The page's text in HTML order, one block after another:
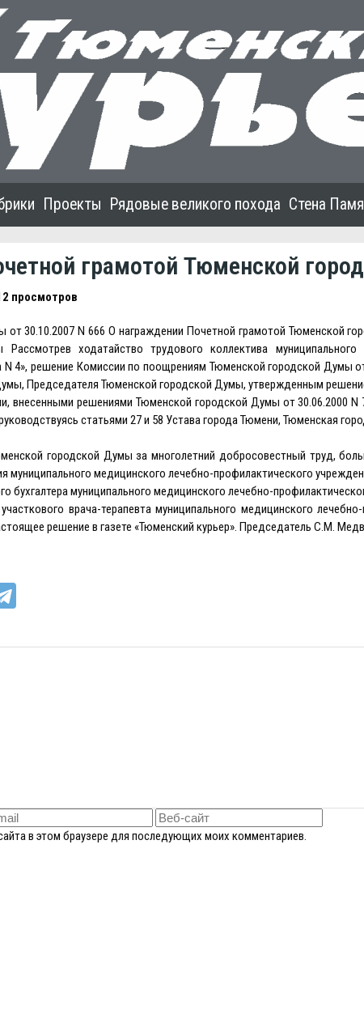
Проекты Рядовые великого похода Стена
грамотой Тюменской
просмотров
30.10.2007 N 666 О награждении Почетной грамотой Тюменской
ходатайство трудового коллектива муниципального
N 4», решение Комиссии по поощрениям Тюменской городской Думы
Председателя Тюменской городской Думы, утвержденным
внесенными решениями Тюменской городской Думы от 30.06.2000 N
статьями 27 и 58 Устава города Тюмени, Тюменская
городской Думы за многолетний добросовестный труд,
муниципального медицинского лечебно-профилактического
бухгалтера муниципального медицинского лечебно-
врача-терапевта муниципального медицинского
решение в газете «Тюменский курьер». Председатель С.М.
в этом браузере для последующих моих комментариев.